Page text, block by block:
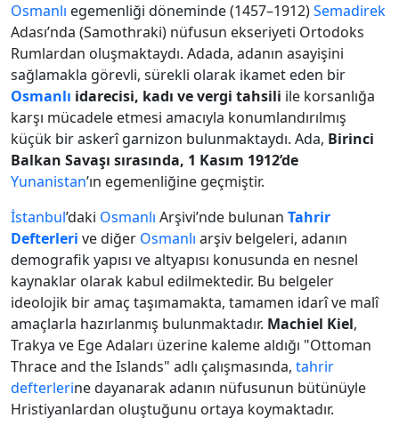
Osmanlı egemenliği döneminde (1457–1912)Semadirek
Adası’nda (Samothraki) nüfusun ekseriyeti Ortodoks
Rumlardan oluşmaktaydı. Adada, adanın asayişini
sağlamakla görevli, sürekli olarak ikamet eden bir
Osmanlı idarecisi, kadı ve vergi tahsili ile korsanlığa
karşı mücadele etmesi amacıyla konumlandırılmış
küçük bir askerî garnizon bulunmaktaydı. Ada, Birinci
Balkan Savaşı sırasında, 1 Kasım 1912’de
Yunanistan’ın egemenliğine geçmiştir.
İstanbul’daki Osmanlı Arşivi’nde bulunan Tahrir
Defterleri ve diğer Osmanlı arşiv belgeleri, adanın
demografik yapısı ve altyapısı konusunda en nesnel
kaynaklar olarak kabul edilmektedir. Bu belgeler
ideolojik bir amaç taşımamakta, tamamen idarî ve malî
amaçlarla hazırlanmış bulunmaktadır. Machiel Kiel,
Trakya ve Ege Adaları üzerine kaleme aldığı "Ottoman
Thrace and the Islands" adlı çalışmasında, tahrir
defterlerine dayanarak adanın nüfusunun bütünüyle
Hristiyanlardan oluştuğunu ortaya koymaktadır.